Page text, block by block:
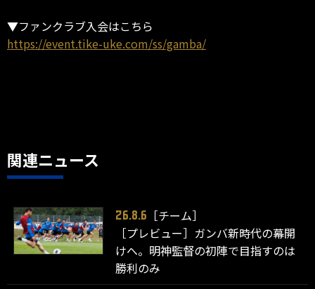
▼ファンクラブ入会はこちら
https://event.tike-uke.com/ss/gamba/
関連ニュース
26.8.6
［チーム］
［プレビュー］ガンバ新時代の幕開
けへ。明神監督の初陣で目指すのは
勝利のみ